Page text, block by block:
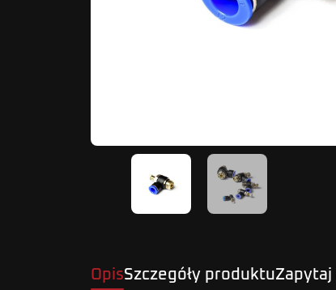
OpisSzczegóły produktu